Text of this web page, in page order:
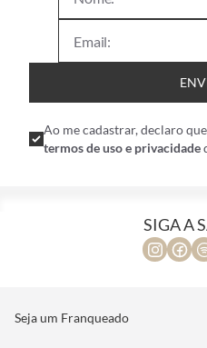
Ao me cadastrar, declaro
termos de uso e privacidade
SIGA A
Seja um Franqueado